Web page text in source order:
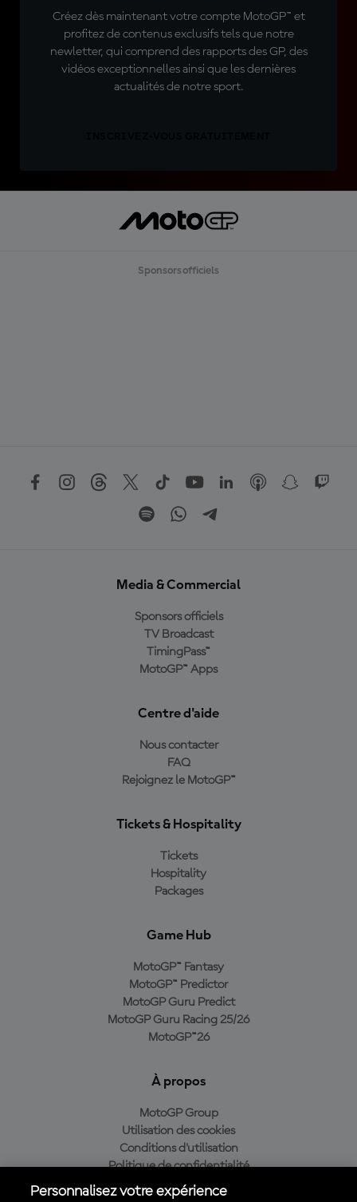
Créez dès maintenant votre compte MotoGP™ et
profitez de contenus exclusifs tels que notre
newletter, qui comprend des rapports des GP, des
vidéos exceptionnelles ainsi que les dernières
actualités de notre sport.
Sponsors officiels
Media & Commercial
Sponsors officiels
TV Broadcast
TimingPass™
MotoGP™ Apps
Centre d'aide
Nous contacter
FAQ
Rejoignez le MotoGP™
Tickets & Hospitality
Tickets
Hospitality
Packages
Game Hub
MotoGP™ Fantasy
MotoGP™ Predictor
MotoGP Guru Predict
MotoGP Guru Racing 25/26
MotoGP™26
À propos
MotoGP Group
Utilisation des cookies
Conditions d'utilisation
Politique de confidentialité
Politique d’achat
Personnalisez votre expérience